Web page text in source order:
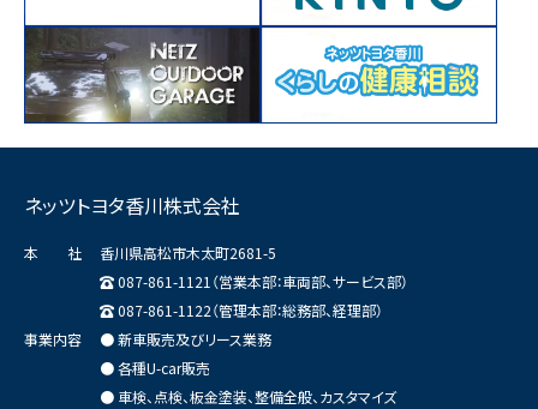
ネッツトヨタ香川株式会社
本 社
香川県高松市木太町2681-5
087-861-1121（営業本部：車両部、サービス部）
087-861-1122（管理本部：総務部、経理部）
事業内容
● 新車販売及びリース業務
● 各種U-car販売
● 車検、点検、板金塗装、整備全般、カスタマイズ